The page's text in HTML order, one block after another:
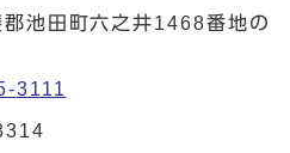
池田町六之井1468番地の
3111